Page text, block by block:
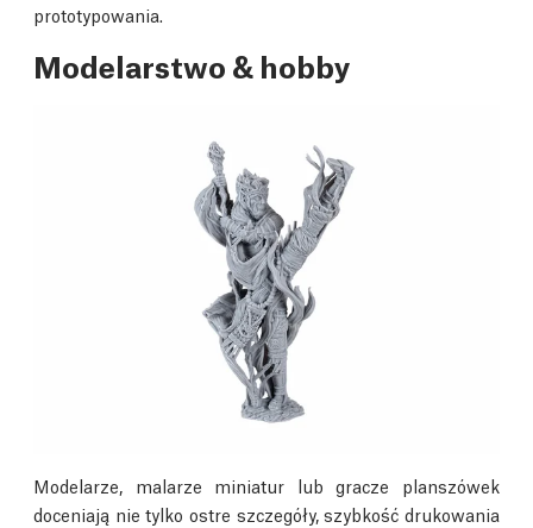
prototypowania.
Modelarstwo & hobby
Modelarze, malarze miniatur lub gracze planszówek
doceniają nie tylko ostre szczegóły, szybkość drukowania